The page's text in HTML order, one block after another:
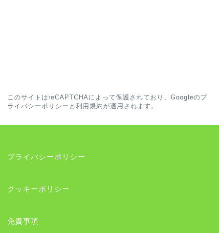
このサイトはreCAPTCHAによって保護されており、Googleのプ
ライバシーポリシー と 利用規約 が適用されます。
プライバシーポリシー
クッキーポリシー
免責事項